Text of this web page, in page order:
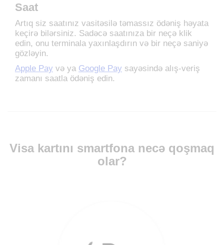
Saat
Artıq siz saatınız vasitəsilə təmassız ödəniş həyata
keçirə bilərsiniz. Sadəcə saatınıza bir neçə klik
edin, onu terminala yaxınlaşdırın və bir neçə saniyə
gözləyin.
Apple Pay və ya Google Pay sayəsində alış-veriş
zamanı saatla ödəniş edin.
Visa kartını smartfona necə qoşmaq
olar?